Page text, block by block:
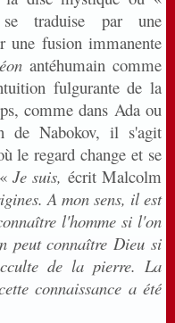
traduise par une
une fusion immanente
antéhumain comme
fulgurante de la
comme dans Ada ou
de Nabokov, il s'agit
le regard change et se
«Je suis, écrit Malcolm
A mon sens, il est
l'homme si l'on
peut connaître Dieu si
de la pierre. La
connaissance a été